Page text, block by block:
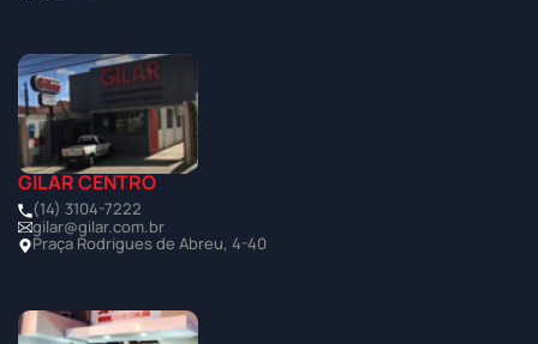
GILAR CENTRO
(14) 3104-7222
gilar@gilar.com.br
Praça Rodrigues de Abreu, 4-40